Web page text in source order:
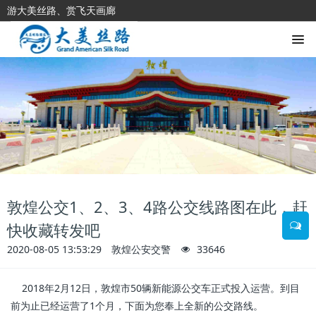
游大美丝路、赏飞天画廊
敦煌公交1、2、3、4路公交线路图在此，赶
快收藏转发吧
2020-08-05 13:53:29 敦煌公安交警 33646
2018年2月12日，敦煌市50辆新能源公交车正式投入运营。到目
前为止已经运营了1个月，下面为您奉上全新的公交路线。